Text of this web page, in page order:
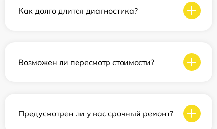
Как долго длится диагностика?
Возможен ли пересмотр стоимости?
Предусмотрен ли у вас срочный ремонт?